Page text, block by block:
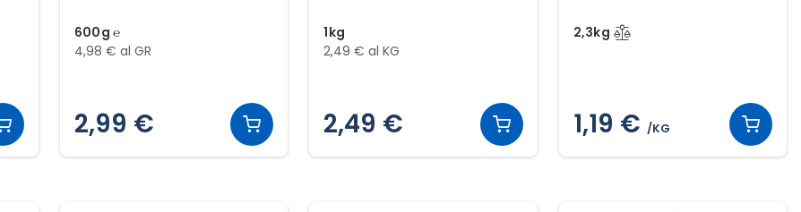
600g ℮
4,98 € al GR
2,99 €
1kg
2,49 € al KG
2,49 €
2,3kg
1,19 € /KG